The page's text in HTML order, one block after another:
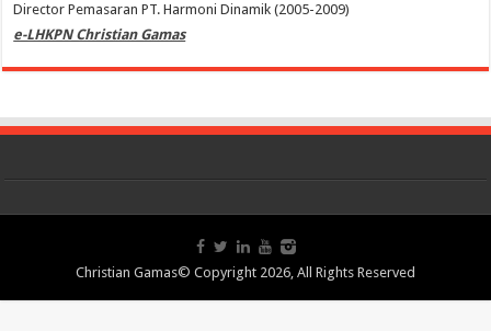
Director Pemasaran PT. Harmoni Dinamik (2005-2009)
e-LHKPN Christian Gamas
Christian Gamas© Copyright 2026, All Rights Reserved